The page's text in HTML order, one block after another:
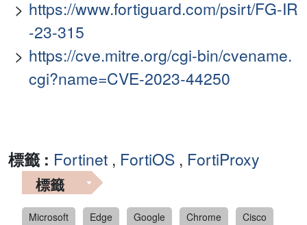
https://www.fortiguard.com/psirt/FG-IR
-23-315
https://cve.mitre.org/cgi-bin/cvename.
cgi?name=CVE-2023-44250
標籤 : Fortinet , FortiOS , FortiProxy
標籤
Microsoft Edge Google Chrome
Cisco